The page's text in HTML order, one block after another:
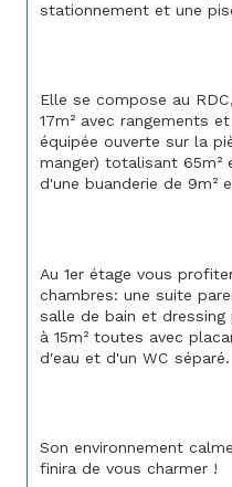
stationnement et une
Elle se compose au
17m² avec rangements
équipée ouverte sur la
manger) totalisant 65m²
d'une buanderie de 9m²
Au 1er étage vous
chambres: une suite
salle de bain et dressing
à 15m² toutes avec
d'eau et d'un WC séparé.
Son environnement
finira de vous charmer !